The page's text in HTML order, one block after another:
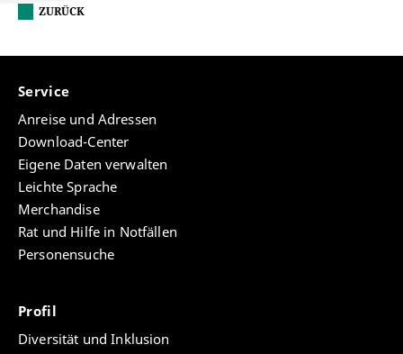
ZURÜCK
Service
Anreise und Adressen
Download-Center
Eigene Daten verwalten
Leichte Sprache
Merchandise
Rat und Hilfe in Notfällen
Personensuche
Profil
Diversität und Inklusion